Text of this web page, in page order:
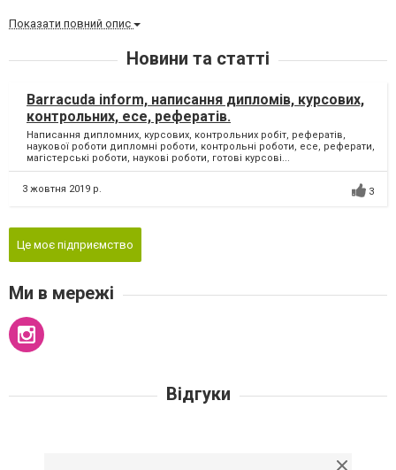
Показати повний опис
Новини та статті
Barracuda inform, написання дипломів, курсових,
контрольних, есе, рефератів.
Написання дипломних, курсових, контрольних робіт, рефератів,
наукової роботи дипломні роботи, контрольні роботи, есе, реферати,
магістерські роботи, наукові роботи, готові курсові...
3 жовтня 2019 р. 3
Це моє підприємство
Ми в мережі
Відгуки